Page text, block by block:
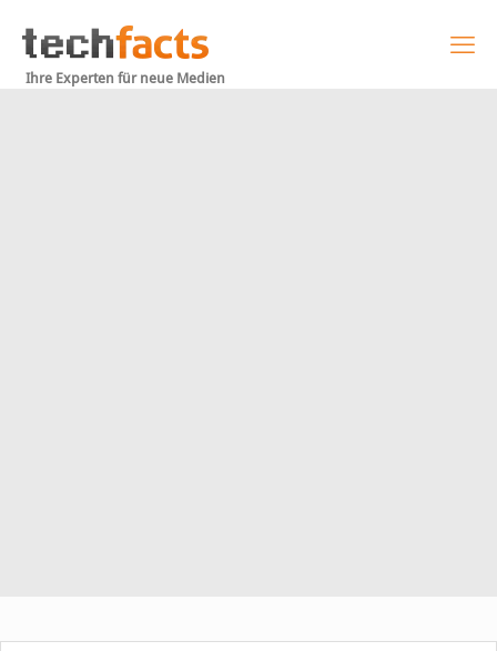
Ihre Experten für neue Medien